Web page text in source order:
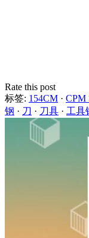
Rate this post
标签: 154CM · CPM
钢 · 刀 · 刀具 · 工具